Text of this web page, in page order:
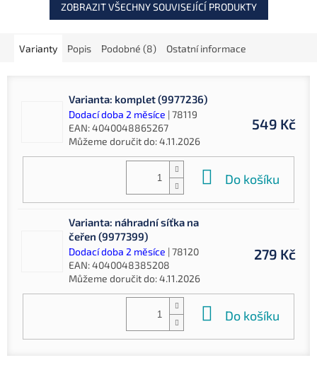
ZOBRAZIT VŠECHNY SOUVISEJÍCÍ PRODUKTY
Varianty Popis Podobné (8) Ostatní informace
Varianta: komplet (9977236)
Dodací doba 2 měsíce | 78119
EAN:4040048865267
Můžeme doručit do:4.11.2026
549 Kč
Do košíku
Varianta: náhradní síťka na
čeřen (9977399)
Dodací doba 2 měsíce | 78120
EAN:4040048385208
Můžeme doručit do:4.11.2026
279 Kč
Do košíku